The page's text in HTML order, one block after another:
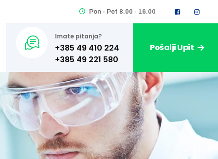
Pon - Pet 8.00 - 16.00
Imate pitanja?
+385 49 410 224 Pošalji Upit